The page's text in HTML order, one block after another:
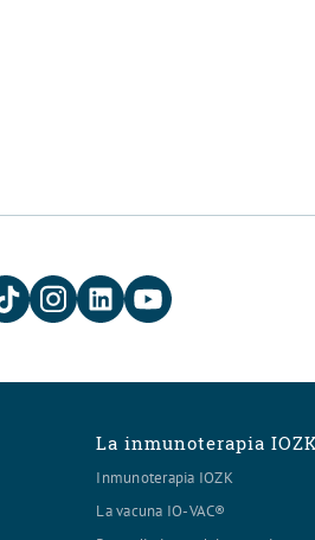
La inmunoterapia IOZK
Inmunoterapia IOZK
La vacuna IO-VAC®